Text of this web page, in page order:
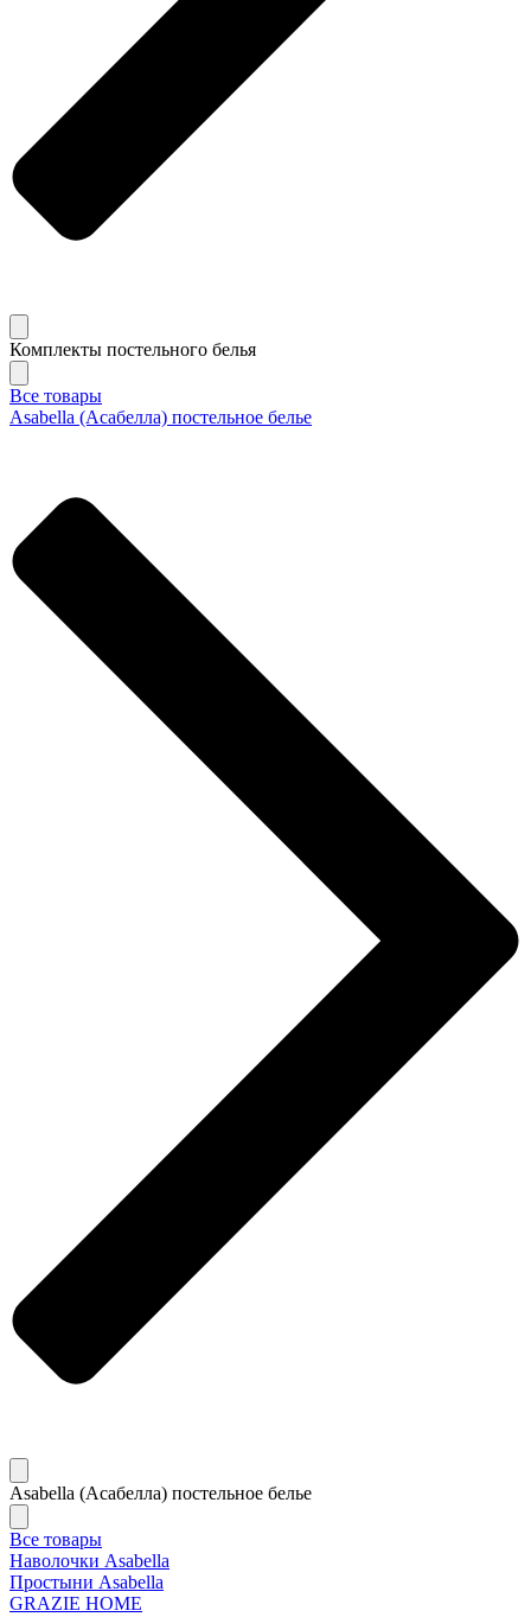
Комплекты постельного белья
Все товары
Asabella (Асабелла) постельное белье
Asabella (Асабелла) постельное белье
Все товары
Наволочки Asabella
Простыни Asabella
GRAZIE HOME